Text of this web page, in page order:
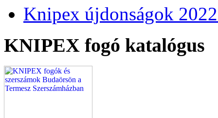
Knipex újdonságok
KNIPEX fogó katalógus